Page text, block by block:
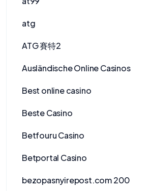
atg
ATG 賽特2
Ausländische Online Casinos
Best online casino
Beste Casino
Betfouru Casino
Betportal Casino
bezopasnyirepost.com 200